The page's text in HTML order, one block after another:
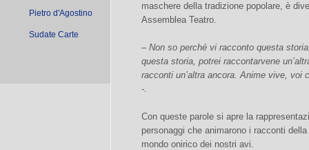
Pietro d'Agostino
Sudate Carte
maschere della tradizione popolare, è
Assemblea Teatro.
– Non so perché vi racconto questa
questa storia, potrei raccontarvene
racconti un’altra ancora. Anime vive,
-.
Con queste parole si apre la
personaggi che animarono i racconti
mondo onirico dei nostri avi.